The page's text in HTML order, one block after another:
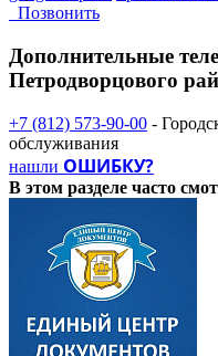
Позвонить
Дополнительные
Петродворцового
+7 (812) 573-90-00 -
обслуживания
нашли ОШИБКУ?
В этом разделе часто